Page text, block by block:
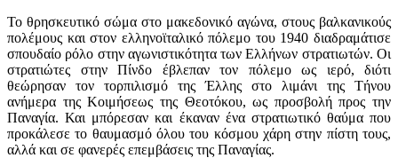
Το θρησκευτικό σώμα στο μακεδονικό αγώνα, στους βαλκανικούς
πολέμους και στον ελληνοϊταλικό πόλεμο του 1940 διαδραμάτισε
σπουδαίο ρόλο στην αγωνιστικότητα των Ελλήνων στρατιωτών. Οι
στρατιώτες στην Πίνδο έβλεπαν τον πόλεμο ως ιερό, διότι
θεώρησαν τον τορπιλισμό της Έλλης στο λιμάνι της Τήνου
ανήμερα της Κοιμήσεως της Θεοτόκου, ως προσβολή προς την
Παναγία. Και μπόρεσαν και έκαναν ένα στρατιωτικό θαύμα που
προκάλεσε το θαυμασμό όλου του κόσμου χάρη στην πίστη τους,
αλλά και σε φανερές επεμβάσεις της Παναγίας.